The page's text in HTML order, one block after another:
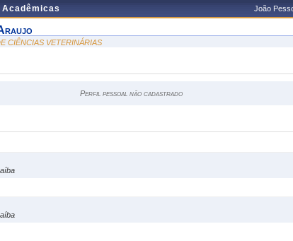
João
CIÊNCIAS VETERINÁRIAS
Perfil pessoal não cadastrado